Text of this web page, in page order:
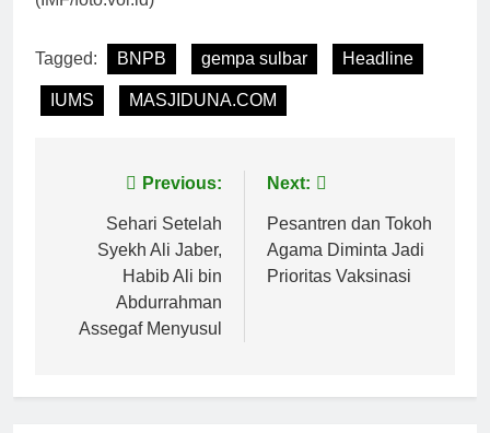
Tagged: BNPB gempa sulbar Headline
IUMS MASJIDUNA.COM
NavigasiPrevious:
Sehari Setelah
Syekh Ali Jaber,
Habib Ali bin
Abdurrahman
Assegaf Menyusul
Next:
Pesantren dan Tokoh
Agama Diminta Jadi
Prioritas Vaksinasi